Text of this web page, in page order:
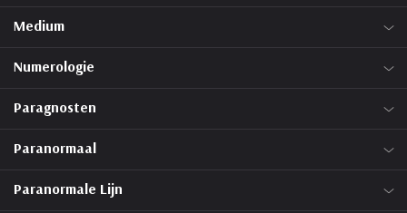
Medium
Numerologie
Paragnosten
Paranormaal
Paranormale Lijn